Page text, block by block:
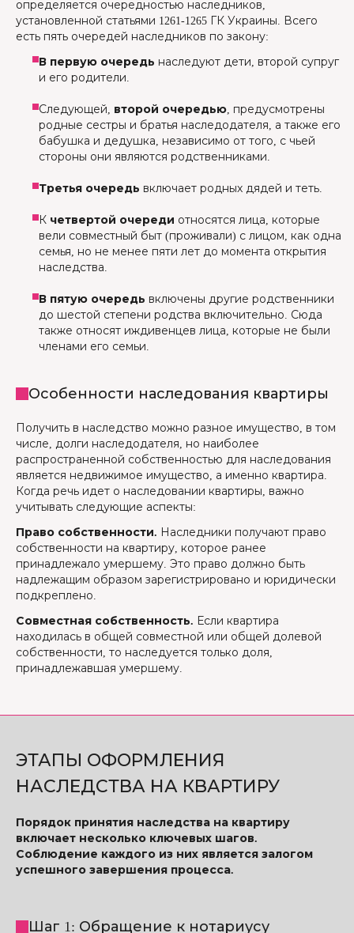
определяется очередностью наследников,
установленной статьями 1261-1265 ГК Украины. Всего
есть пять очередей наследников по закону:
В первую очередь наследуют дети, второй супруг
и его родители.
Следующей, второй очередью, предусмотрены
родные сестры и братья наследодателя, а также его
бабушка и дедушка, независимо от того, с чьей
стороны они являются родственниками.
Третья очередь включает родных дядей и теть.
К четвертой очереди относятся лица, которые
вели совместный быт (проживали) с лицом, как одна
семья, но не менее пяти лет до момента открытия
наследства.
В пятую очередь включены другие родственники
до шестой степени родства включительно. Сюда
также относят иждивенцев лица, которые не были
членами его семьи.
Особенности наследования квартиры
Получить в наследство можно разное имущество, в том
числе, долги наследодателя, но наиболее
распространенной собственностью для наследования
является недвижимое имущество, а именно квартира.
Когда речь идет о наследовании квартиры, важно
учитывать следующие аспекты:
Право собственности. Наследники получают право
собственности на квартиру, которое ранее
принадлежало умершему. Это право должно быть
надлежащим образом зарегистрировано и юридически
подкреплено.
Совместная собственность. Если квартира
находилась в общей совместной или общей долевой
собственности, то наследуется только доля,
принадлежавшая умершему.
ЭТАПЫ ОФОРМЛЕНИЯ
НАСЛЕДСТВА НА КВАРТИРУ
Порядок принятия наследства на квартиру
включает несколько ключевых шагов.
Соблюдение каждого из них является залогом
успешного завершения процесса.
Шаг 1: Обращение к нотариусу